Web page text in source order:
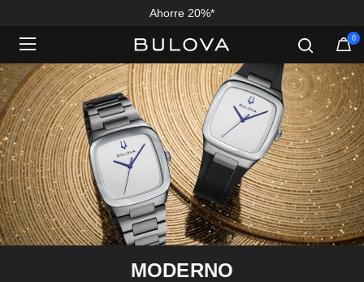
Ahorre 20%*
0
MODERNO
Added to Manage Wishlist